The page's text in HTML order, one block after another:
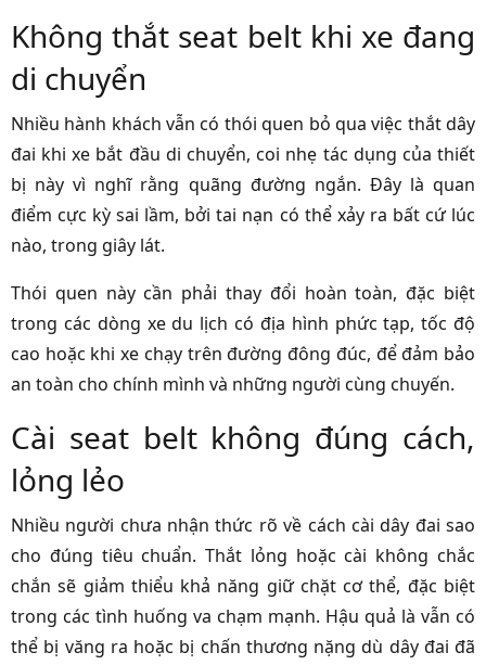
Không thắt seat belt khi xe đang
di chuyển
Nhiều hành khách vẫn có thói quen bỏ qua việc thắt dây
đai khi xe bắt đầu di chuyển, coi nhẹ tác dụng của thiết
bị này vì nghĩ rằng quãng đường ngắn. Đây là quan
điểm cực kỳ sai lầm, bởi tai nạn có thể xảy ra bất cứ lúc
nào, trong giây lát.
Thói quen này cần phải thay đổi hoàn toàn, đặc biệt
trong các dòng xe du lịch có địa hình phức tạp, tốc độ
cao hoặc khi xe chạy trên đường đông đúc, để đảm bảo
an toàn cho chính mình và những người cùng chuyến.
Cài seat belt không đúng cách,
lỏng lẻo
Nhiều người chưa nhận thức rõ về cách cài dây đai sao
cho đúng tiêu chuẩn. Thắt lỏng hoặc cài không chắc
chắn sẽ giảm thiểu khả năng giữ chặt cơ thể, đặc biệt
trong các tình huống va chạm mạnh. Hậu quả là vẫn có
thể bị văng ra hoặc bị chấn thương nặng dù dây đai đã